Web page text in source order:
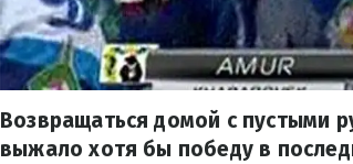
Возвращаться домой с пустыми
выжало хотя бы победу в